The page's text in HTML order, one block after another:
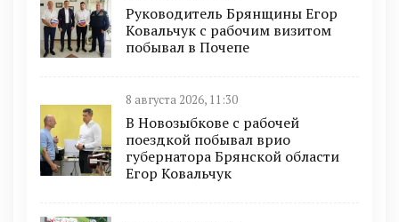
Руководитель Брянщины Егор
Ковальчук с рабочим визитом
побывал в Почепе
8 августа 2026, 11:30
В Новозыбкове с рабочей
поездкой побывал врио
губернатора Брянской области
Егор Ковальчук